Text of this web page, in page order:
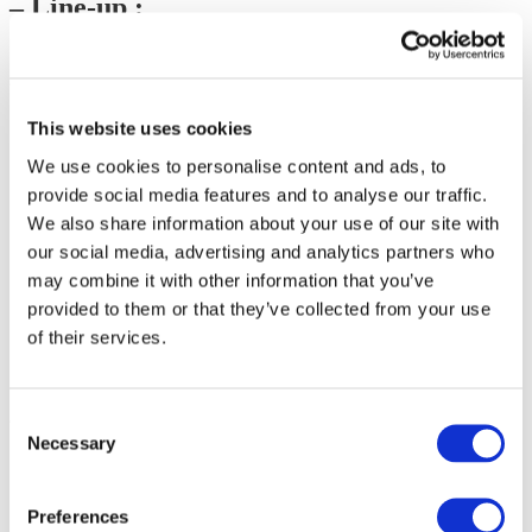
This website uses cookies
We use cookies to personalise content and ads, to
provide social media features and to analyse our traffic.
We also share information about your use of our site with
our social media, advertising and analytics partners who
may combine it with other information that you’ve
provided to them or that they’ve collected from your use
of their services.
Selection
Necessary
Preferences
– Line-up :
PARFENIUK. Un hitmaker de la nouvelle génération
dont la pop sincère a conquis les charts et les réseaux
sociaux.
KOLA. La voix principale des émotions de la scène
moderne, dont les ballades émouvantes sont connues de
tous les Ukrainiens.
SHUMEI
. Un artiste charismatique avec une voix
puissante qui transforme chaque chanson en explosion
d’énergie.
LELY45
principal hitmaker du pays, dont les shows fixent le
standard de la pop moderne.